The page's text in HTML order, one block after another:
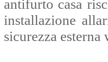
antifurto casa
installazione
sicurezza esterna